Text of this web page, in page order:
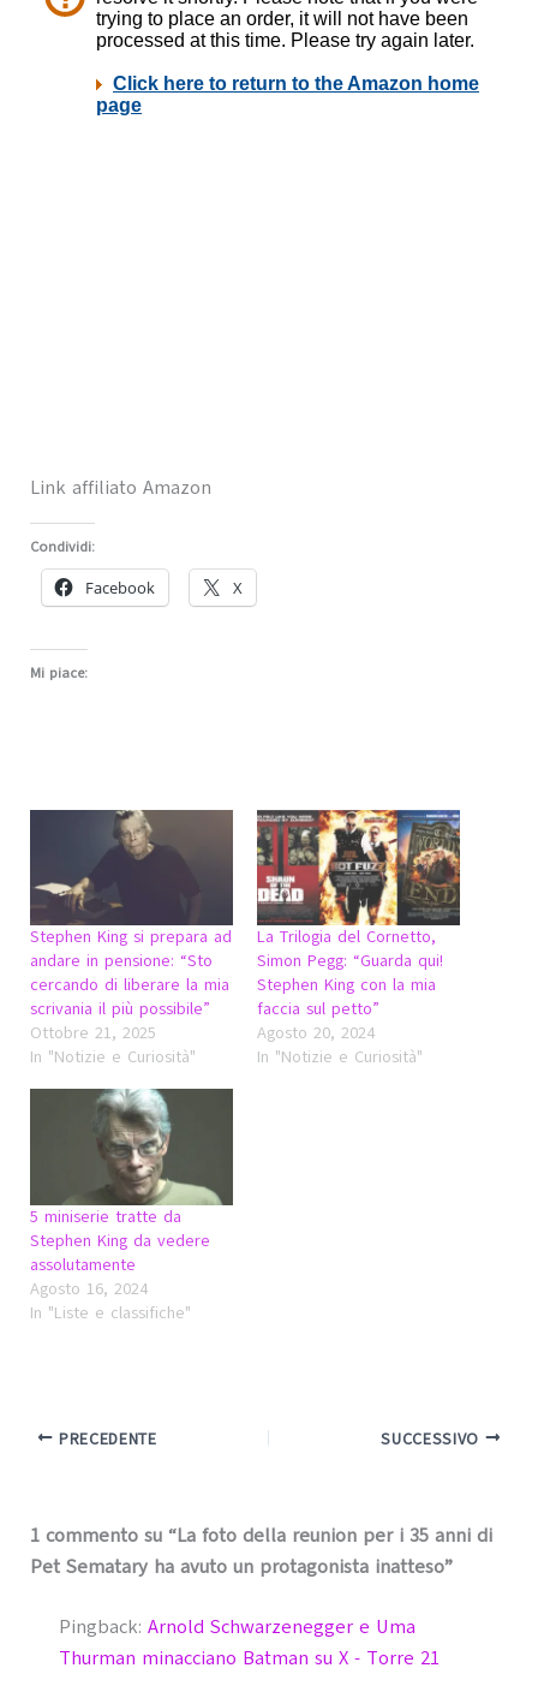
Link affiliato Amazon
Condividi:
Facebook X
Mi piace:
Stephen King si prepara ad
andare in pensione: “Sto
cercando di liberare la mia
scrivania il più possibile”
Ottobre 21, 2025
In "Notizie e Curiosità"
La Trilogia del Cornetto,
Simon Pegg: “Guarda qui!
Stephen King con la mia
faccia sul petto”
Agosto 20, 2024
In "Notizie e Curiosità"
5 miniserie tratte da
Stephen King da vedere
assolutamente
Agosto 16, 2024
In "Liste e classifiche"
PRECEDENTE SUCCESSIVO
1 commento su “La foto della reunion per i 35 anni di
Pet Sematary ha avuto un protagonista inatteso”
Pingback: Arnold Schwarzenegger e Uma
Thurman minacciano Batman su X - Torre 21